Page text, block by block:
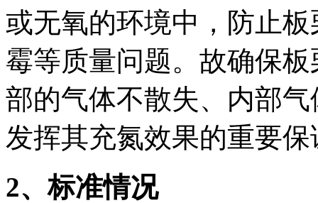
或无氧的环境中，防止
霉等质量问题。故确保
部的气体不散失、内部
发挥其充氮效果的重要保
2、标准情况